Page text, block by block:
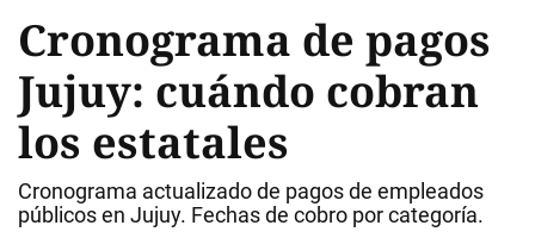
Cronograma de pagos
Jujuy: cuándo cobran
los estatales
Cronograma actualizado de pagos de empleados
públicos en Jujuy. Fechas de cobro por categoría.